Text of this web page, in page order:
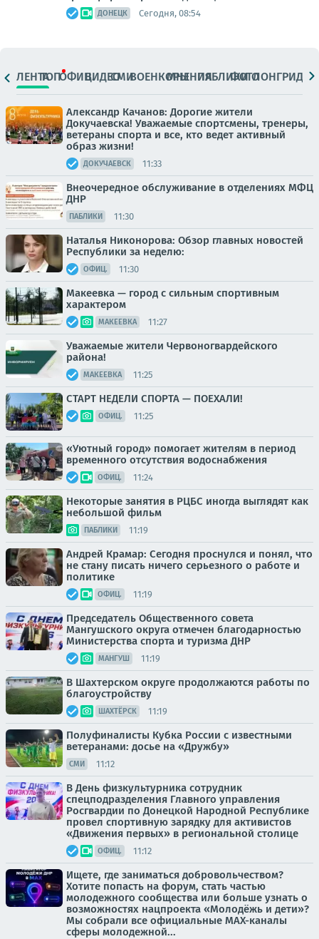
ДОНЕЦК Сегодня, 08:54
ЛЕНТАТОПОФИЦ.ВИДЕОСМИВОЕНКОРЫМНЕНИЯПАБЛИКИ
ФОТОЛОНГРИДЫ
Александр Качанов: Дорогие жители
Докучаевска! Уважаемые спортсмены, тренеры,
ветераны спорта и все, кто ведет активный
образ жизни!
ДОКУЧАЕВСК 11:33
Внеочередное обслуживание в отделениях МФЦ
ДНР
ПАБЛИКИ 11:30
Наталья Никонорова: Обзор главных новостей
Республики за неделю:
ОФИЦ. 11:30
Макеевка — город с сильным спортивным
характером
МАКЕЕВКА 11:27
Уважаемые жители Червоногвардейского
района!
МАКЕЕВКА 11:25
СТАРТ НЕДЕЛИ СПОРТА — ПОЕХАЛИ!
ОФИЦ. 11:25
«Уютный город» помогает жителям в период
временного отсутствия водоснабжения
ОФИЦ. 11:24
Некоторые занятия в РЦБС иногда выглядят как
небольшой фильм
ПАБЛИКИ 11:19
Андрей Крамар: Сегодня проснулся и понял, что
не стану писать ничего серьезного о работе и
политике
ОФИЦ. 11:19
Председатель Общественного совета
Мангушского округа отмечен благодарностью
Министерства спорта и туризма ДНР
МАНГУШ 11:19
В Шахтерском округе продолжаются работы по
благоустройству
ШАХТЁРСК 11:19
Полуфиналисты Кубка России с известными
ветеранами: досье на «Дружбу»
СМИ 11:12
В День физкультурника сотрудник
спецподразделения Главного управления
Росгвардии по Донецкой Народной Республике
провел спортивную зарядку для активистов
«Движения первых» в региональной столице
ОФИЦ. 11:12
Ищете, где заниматься добровольчеством?
Хотите попасть на форум, стать частью
молодежного сообщества или больше узнать о
возможностях нацпроекта «Молодёжь и дети»?
Мы собрали все официальные MAX-каналы
сферы молодежной...